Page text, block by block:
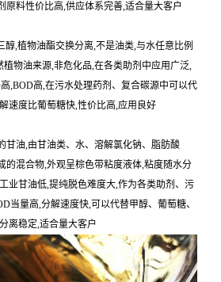
原料性价比高,供应体系完善,适合量大客户
醇,植物油酯交换分离,不是油类,与水任意比例
植物油来源,非危化品,在各类助剂中应用广泛,
,BOD高,在污水处理药剂、复合碳源中可以代
速度比葡萄糖快,性价比高,应用良好
甘油,由甘油类、水、溶解氯化钠、脂肪酸
的混合物,外观呈棕色带粘度液体,粘度随水分
业甘油低,提纯脱色难度大,作为各类助剂、污
当量高,分解速度快,可以代替甲醇、葡萄糖、
离稳定,适合量大客户